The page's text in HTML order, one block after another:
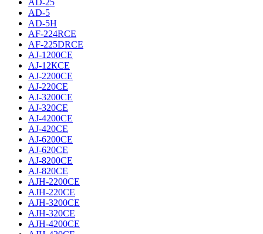
AD-25
AD-5
AD-5H
AF-224RCE
AF-225DRCE
AJ-1200CE
AJ-12КCE
AJ-2200CE
AJ-220CE
AJ-3200CE
AJ-320CE
AJ-4200CE
AJ-420CE
AJ-6200CE
AJ-620CE
AJ-8200CE
AJ-820CE
AJH-2200CE
AJH-220CE
AJH-3200CE
AJH-320CE
AJH-4200CE